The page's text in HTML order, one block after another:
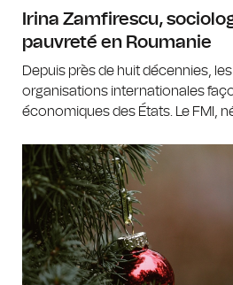
Irina Zamfirescu,
pauvreté en Roumanie
Depuis près de huit décennies,
organisations internationales
économiques des États. Le FMI, né